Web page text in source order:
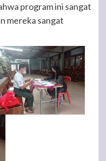
program ini sangat
mereka sangat